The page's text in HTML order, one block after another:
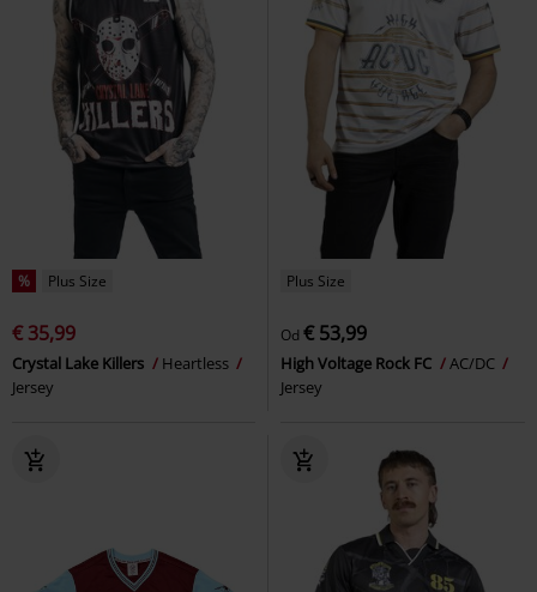
% Plus Size
€ 35,99
Crystal Lake Killers
Heartless
Jersey
Plus Size
Od € 53,99
High Voltage Rock FC
AC/DC
Jersey